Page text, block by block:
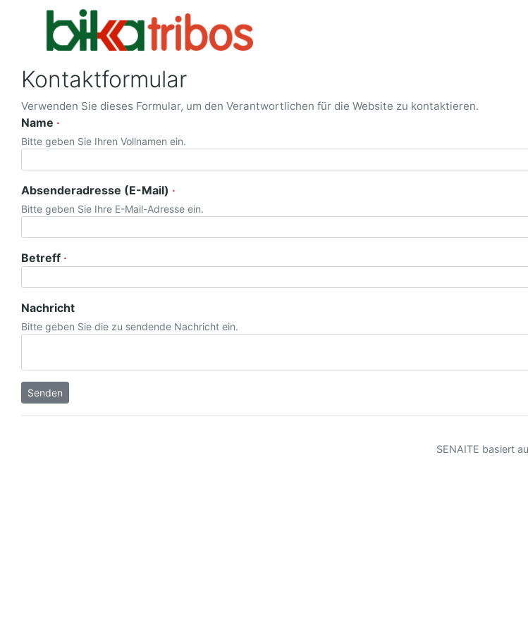
Kontaktformular
Verwenden Sie dieses Formular, um den Verantwortlichen für die Website zu kontaktieren.
Name
Bitte geben Sie Ihren Vollnamen ein.
Absenderadresse (E-Mail)
Bitte geben Sie Ihre E-Mail-Adresse ein.
Betreff
Nachricht
Bitte geben Sie die zu sendende Nachricht ein.
SENAITE basiert